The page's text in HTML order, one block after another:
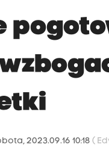
2023.09.16 10:18(